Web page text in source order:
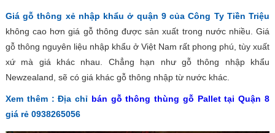
Giá gỗ thông xẻ nhập khẩu ở quận 9 của Công Ty Tiền Triệu
không cao hơn giá gỗ thông được sản xuất trong nước nhiều. Giá
gỗ thông nguyên liệu nhập khẩu ở Việt Nam rất phong phú, tùy xuất
xứ mà giá khác nhau. Chẳng hạn như gỗ thông nhập khẩu
Newzealand, sẽ có giá khác gỗ thông nhập từ nước khác.
Xem thêm : Địa chỉ bán gỗ thông thùng gỗ Pallet tại Quận 8
giá rẻ 0938265056